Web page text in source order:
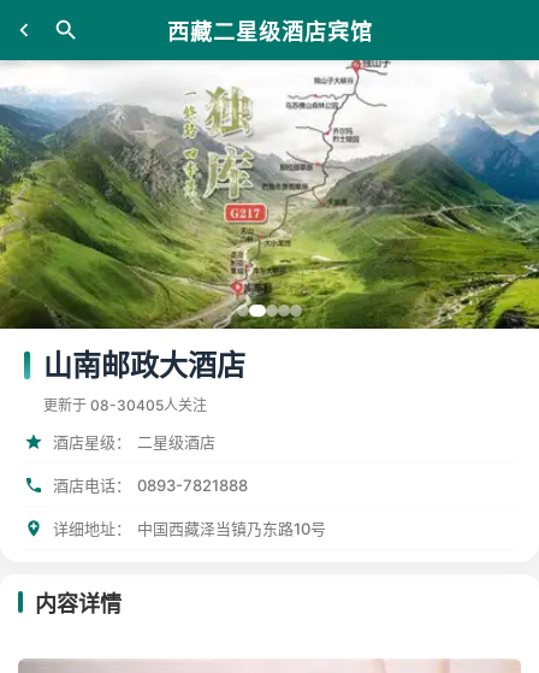
西藏二星级酒店宾馆
山南邮政大酒店
更新于 08-30405人关注
酒店星级： 二星级酒店
酒店电话： 0893-7821888
详细地址： 中国西藏泽当镇乃东路10号
内容详情